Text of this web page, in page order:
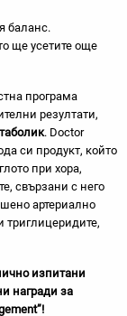
баланс.
ще усетите още
програма
резултати,
. Doctor
си продукт, който
при хора,
свързани с него
артериално
триглицеридите,
изпитани
награди за
”!